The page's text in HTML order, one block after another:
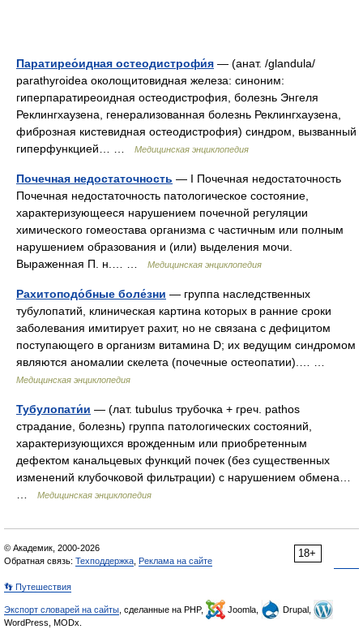
Паратирео́идная остеодистрофи́я — (анат. /glandula/
parathyroidea околощитовидная железа: синоним:
гиперпаратиреоидная остеодистрофия, болезнь Энгеля
Реклингхаузена, генерализованная болезнь Реклингхаузена,
фиброзная кистевидная остеодистрофия) синдром, вызванный
гиперфункцией… …
Медицинская энциклопедия
Почечная недостаточность — I Почечная недостаточность
Почечная недостаточность патологическое состояние,
характеризующееся нарушением почечной регуляции
химического гомеостава организма с частичным или полным
нарушением образования и (или) выделения мочи.
Выраженная П. н.… …
Медицинская энциклопедия
Рахитоподо́бные боле́зни — группа наследственных
тубулопатий, клиническая картина которых в ранние сроки
заболевания имитирует рахит, но не связана с дефицитом
поступающего в организм витамина D; их ведущим синдромом
являются аномалии скелета (почечные остеопатии).… …
Медицинская энциклопедия
Тубулопати́и — (лат. tubulus трубочка + греч. pathos
страдание, болезнь) группа патологических состояний,
характеризующихся врожденным или приобретенным
дефектом канальцевых функций почек (без существенных
изменений клубочковой фильтрации) с нарушением обмена…
Медицинская энциклопедия
18+
© Академик, 2000-2026
Обратная связь: Техподдержка Реклама на сайте
👣 Путешествия
Экспорт словарей на сайты , сделанные на PHP, Joomla,
Drupal,
WordPress, MODx.